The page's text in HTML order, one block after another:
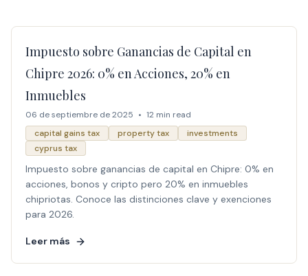
Impuesto sobre Ganancias de Capital en
Chipre 2026: 0% en Acciones, 20% en
Inmuebles
06 de septiembre de 2025 • 12 min read
capital gains tax
property tax
investments
cyprus tax
Impuesto sobre ganancias de capital en Chipre: 0% en
acciones, bonos y cripto pero 20% en inmuebles
chipriotas. Conoce las distinciones clave y exenciones
para 2026.
Leer más